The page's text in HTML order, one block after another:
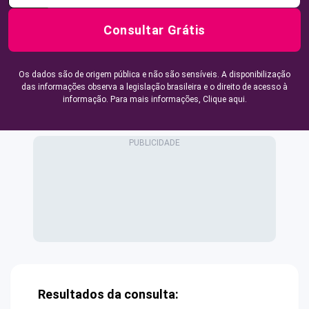
Consultar Grátis
Os dados são de origem pública e não são sensíveis. A disponibilização
das informações observa a legislação brasileira e o direito de acesso à
informação. Para mais informações, Clique aqui.
Resultados da consulta: